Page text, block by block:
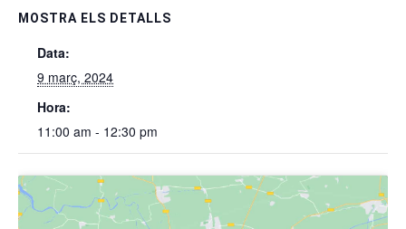
MOSTRA ELS DETALLS
Data:
9 març, 2024
Hora:
11:00 am - 12:30 pm